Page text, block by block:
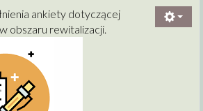
ankiety dotyczącej
obszaru rewitalizacji.